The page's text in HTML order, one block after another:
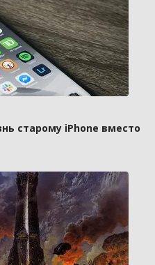
старому iPhone вместо